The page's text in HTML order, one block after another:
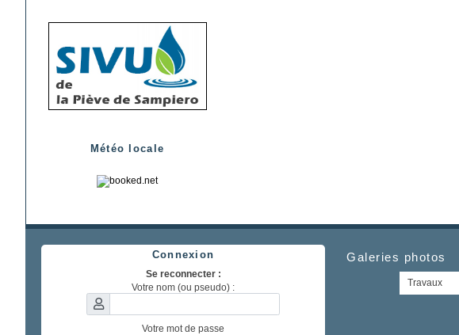
Météo locale
Connexion
Se reconnecter :
Votre nom (ou pseudo) :
Votre mot de passe
Galeries photos
Travaux